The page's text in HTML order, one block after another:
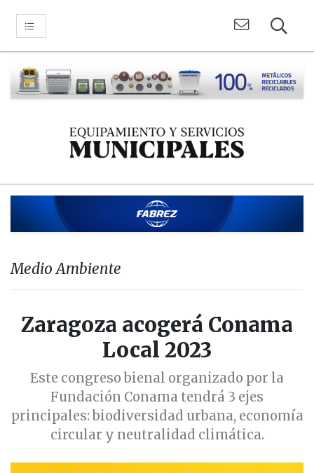
Medio Ambiente
Zaragoza acogerá Conama
Local 2023
Este congreso bienal organizado por la
Fundación Conama tendrá 3 ejes
principales: biodiversidad urbana, economía
circular y neutralidad climática.